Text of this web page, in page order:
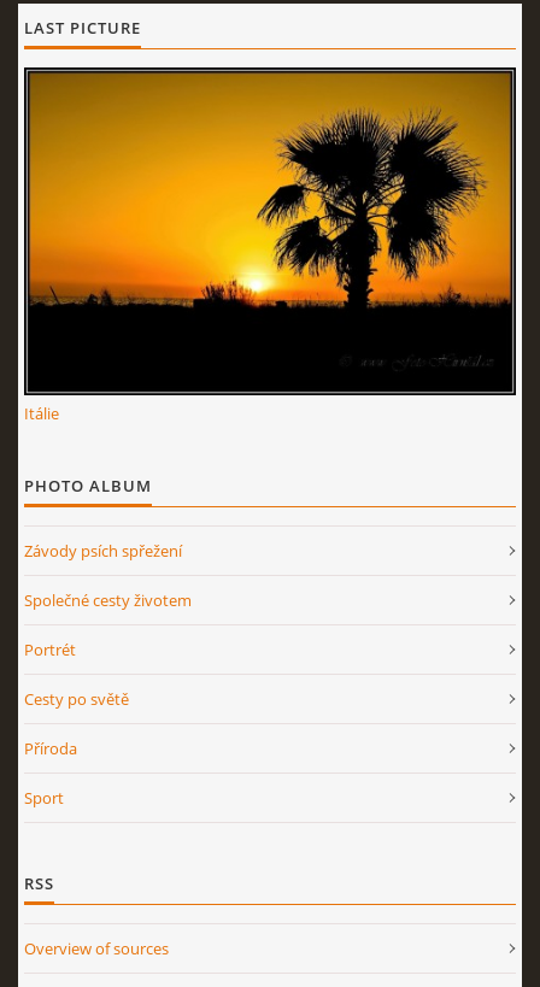
LAST PICTURE
Itálie
PHOTO ALBUM
Závody psích spřežení
Společné cesty životem
Portrét
Cesty po světě
Příroda
Sport
RSS
Overview of sources